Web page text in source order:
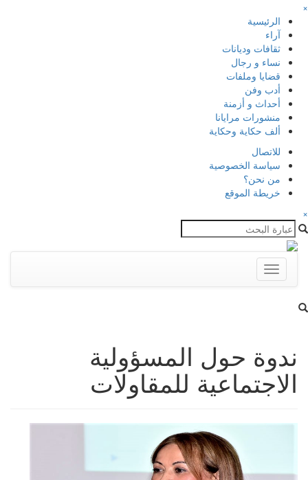
×
الرئيسية
آراء
ثقافات وديانات
نساء و رجال
قضايا وملفات
أدب وفن
أحداث و أزمنة
منشورات مرايانا
ألف حكاية وحكاية
للاتصال
سياسة الخصوصية
من نحن؟
خريطة الموقع
×
Toggle
navigation
ندوة حول المسؤولية
الاجتماعية للمقاولات